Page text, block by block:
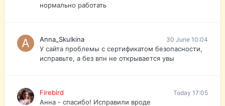
нормально работать
Anna_Skulkina 30 June 10:04
У сайта проблемы с сертификатом безопасности,
исправьте, а без впн не открывается увы
Firebird Today 17:05
Анна - спасибо! Исправили вроде